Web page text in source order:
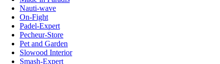
Nauti-wave
On-Fight
Padel-Expert
Pecheur-Store
Pet and Garden
Slowood Interior
Smash-Expert